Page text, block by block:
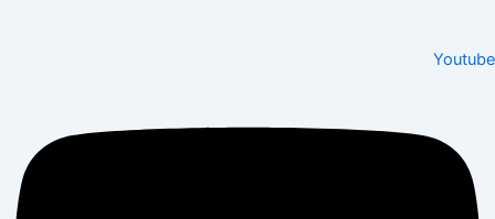
Youtube